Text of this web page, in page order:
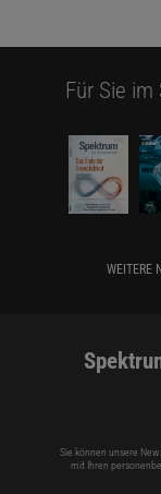
Für Sie
WEITERE
Sie können unsere
mit Ihren